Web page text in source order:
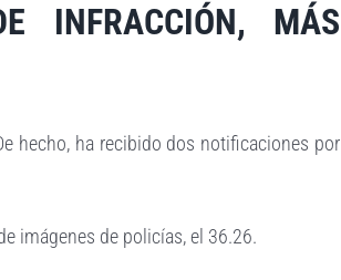
INFRACCIÓN, MÁS
hecho, ha recibido dos notificaciones por
imágenes de policías, el 36.26.